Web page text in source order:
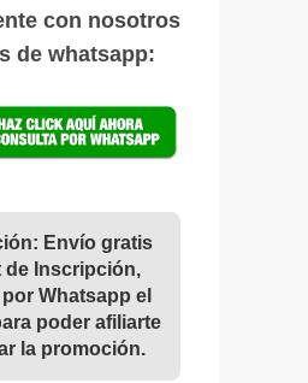
con nosotros
de whatsapp:
Envío gratis
de Inscripción,
Whatsapp el
poder afiliarte
la promoción.